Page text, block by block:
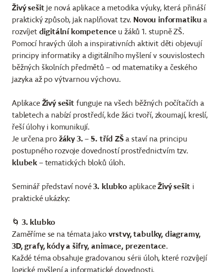
Živý sešitje nová aplikace a metodika výuky, která přináší
praktický způsob, jak naplňovat tzv. Novou informatiku a
rozvíjet digitální kompetence u žáků 1. stupně ZŠ.
Pomocí hravých úloh a inspirativních aktivit děti objevují
principy informatiky a digitálního myšlení v souvislostech
běžných školních předmětů – od matematiky a českého
jazyka až po výtvarnou výchovu.
Aplikace Živý sešitfunguje na všech běžných počítačích a
tabletech a nabízí prostředí, kde žáci tvoří, zkoumají, kreslí,
řeší úlohy i komunikují.
Je určena pro žáky 3. – 5. tříd ZŠa staví na principu
postupného rozvoje dovedností prostřednictvím tzv.
klubek – tematických bloků úloh.
Seminář představí nové3. klubkoaplikaceŽivý sešiti
praktické ukázky:
🌀 3. klubko
Zaměříme se na témata jako vrstvy, tabulky, diagramy,
3D, grafy, kódy a šifry, animace, prezentace.
Každé téma obsahuje gradovanou sérii úloh, které rozvíjejí
logické myšlení a informatické dovednosti.